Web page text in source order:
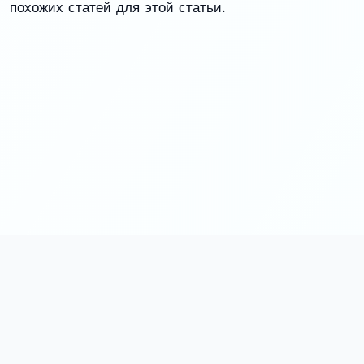
похожих статей для этой статьи.